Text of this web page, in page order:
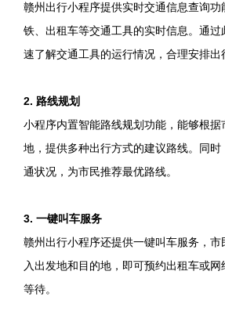
赣州出行小程序提供实时交通信息查询功
铁、出租车等交通工具的实时信息。通
速了解交通工具的运行情况，合理安排出
2. 路线规划
小程序内置智能路线规划功能，能够根据
地，提供多种出行方式的建议路线。同
通状况，为市民推荐最优路线。
3. 一键叫车服务
赣州出行小程序还提供一键叫车服务，
入出发地和目的地，即可预约出租车或网
等待。